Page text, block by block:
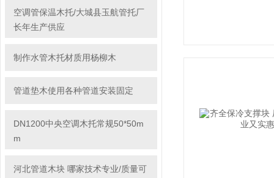
空调管保温木托/大城县玉航管托厂
长年生产供应
制作水管木托材质用杨柳木
管道垫木使用各种管道安装固定
DN1200中央空调木托常规50*50m
m
河北管道木块 哪家技术专业/质量可